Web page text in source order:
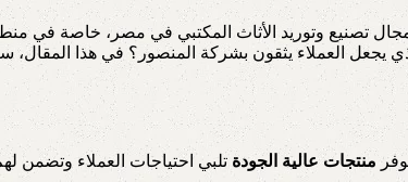
تصنيع وتوريد الأثاث المكتبي في مصر، خاصة في
يجعل العملاء يثقون بشركة المنصور؟ في هذا المقال،
منتجات عالية الجودة تلبي احتياجات العملاء وتضمن